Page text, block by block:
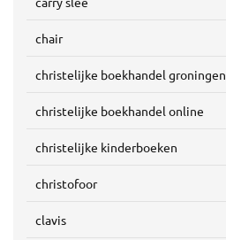
chair
christelijke boekhandel groningen
christelijke boekhandel online
christelijke kinderboeken
christofoor
clavis